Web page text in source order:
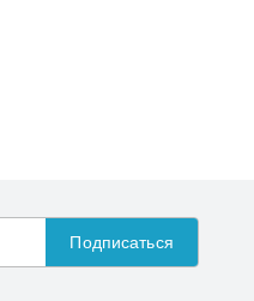
Подписаться